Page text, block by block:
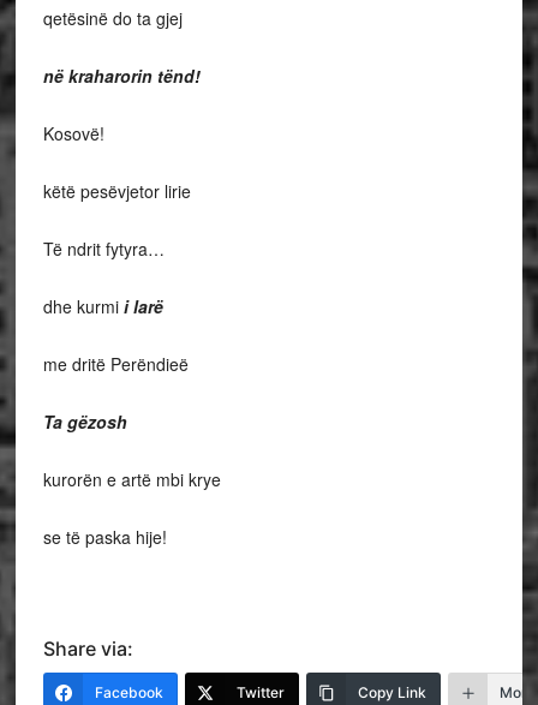
qetësinë do ta gjej
në kraharorin tënd!
Kosovë!
këtë pesëvjetor lirie
Të ndrit fytyra…
dhe kurmii larë
me dritë Perëndieë
Ta gëzosh
kurorën e artë mbi krye
se të paska hije!
Share via:
Facebook Twitter Copy Link More